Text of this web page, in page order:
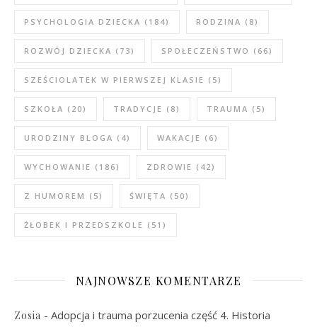
PSYCHOLOGIA DZIECKA (184) RODZINA (8)
ROZWÓJ DZIECKA (73) SPOŁECZEŃSTWO (66)
SZEŚCIOLATEK W PIERWSZEJ KLASIE (5)
SZKOŁA (20) TRADYCJE (8) TRAUMA (5)
URODZINY BLOGA (4) WAKACJE (6)
WYCHOWANIE (186) ZDROWIE (42)
Z HUMOREM (5) ŚWIĘTA (50)
ŻŁOBEK I PRZEDSZKOLE (51)
NAJNOWSZE KOMENTARZE
Zosia - Adopcja i trauma porzucenia część 4. Historia